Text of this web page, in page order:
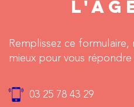
Remplissez ce
mieux pour vous
03 25 78 43 29